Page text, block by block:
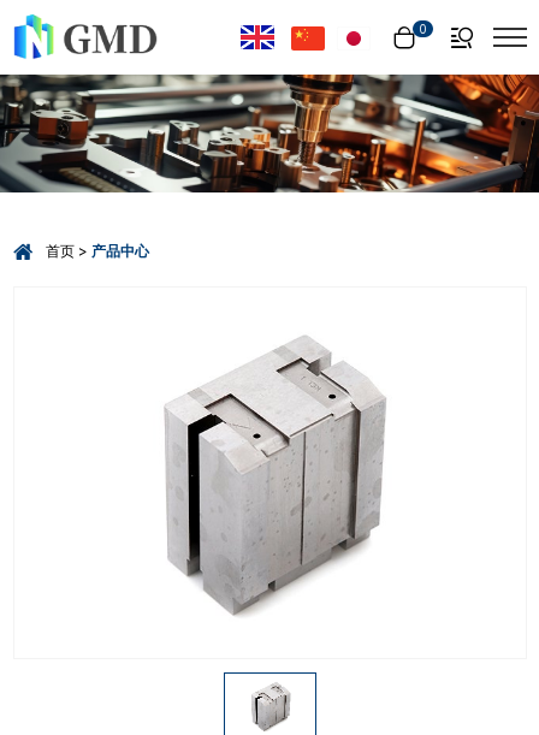
Select Language ▼ 0
首页 产品中心